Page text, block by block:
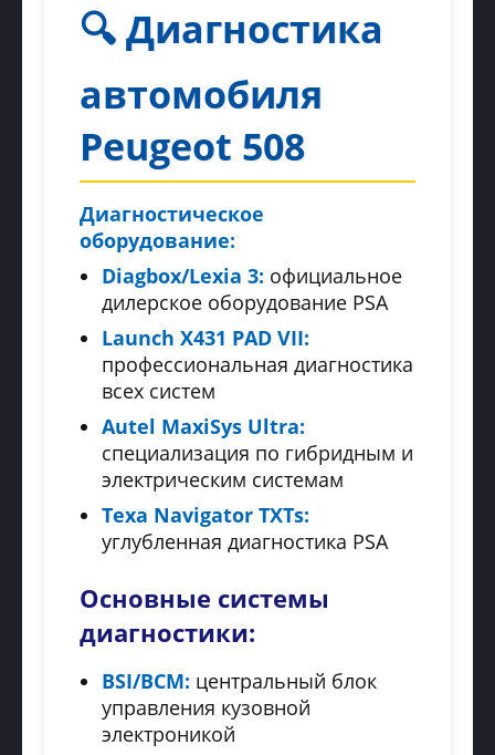
🔍 Диагностика
автомобиля
Peugeot 508
Диагностическое
оборудование:
Diagbox/Lexia 3: официальное
дилерское оборудование PSA
Launch X431 PAD VII:
профессиональная диагностика
всех систем
Autel MaxiSys Ultra:
специализация по гибридным и
электрическим системам
Texa Navigator TXTs:
углубленная диагностика PSA
Основные системы
диагностики:
BSI/BCM: центральный блок
управления кузовной
электроникой